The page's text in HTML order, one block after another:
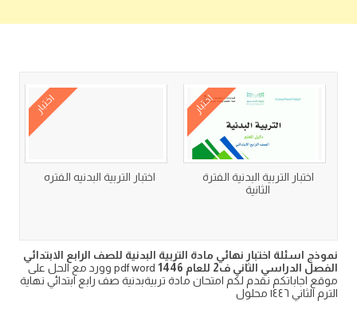
اختبار
اختبار التربية البدنية الفترة
الثانية
اختبار
اختبار التربية البدنيه الفتره
نموذج اسئلة اختبار نهائي مادة التربية البدنية للصف الرابع الابتدائي
الفصل الدراسي الثاني ف2 للعام 1446
pdf word وورد مع الحل على
موقع اجاباتكم نقدم لكم امتحان مادة تربيةبدنية صف رابع ابتدائي نهاية
الترم الثاني ١٤٤٦ محلول